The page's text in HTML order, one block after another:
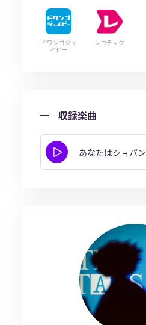
ドワンゴジェ
イピー
レコチョク
収録楽曲
あなたはショパン